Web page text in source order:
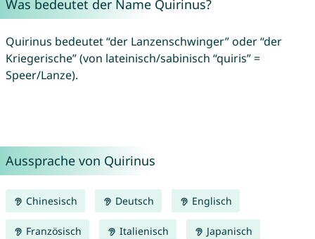
Was bedeutet der Name Quirinus?
Quirinus bedeutet “der Lanzenschwinger” oder “der
Kriegerische” (von lateinisch/sabinisch “quiris” =
Speer/Lanze).
Aussprache von Quirinus
Chinesisch Deutsch Englisch
Französisch Italienisch Japanisch